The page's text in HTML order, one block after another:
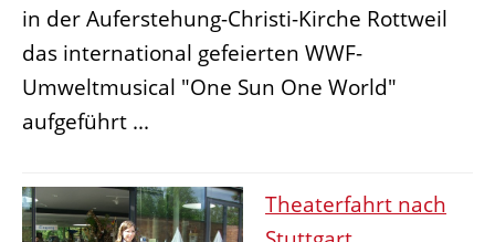
in der Auferstehung-Christi-Kirche Rottweil
das international gefeierten WWF-
Umweltmusical "One Sun One World"
aufgeführt ...
Theaterfahrt nach